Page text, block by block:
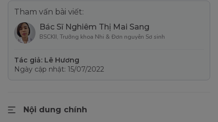
Tham vấn bài viết:
Bác Sĩ Nghiêm Thị Mai Sang
BSCKII, Trưởng khoa Nhi & Đơn nguyên Sơ sinh
Tác giả: Lê Hương
Ngày cập nhật: 15/07/2022
Nội dung chính